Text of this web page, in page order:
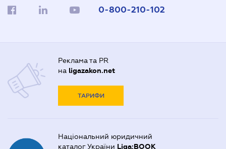
0-800-210-102
Реклама та PR
на ligazakon.net
ТАРИФИ
Національний юридичний
каталог України Liga:BOOK